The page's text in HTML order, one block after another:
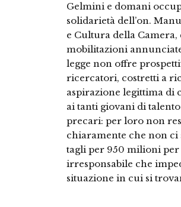
Gelmini e domani
solidarietà dell’on.
e Cultura della
mobilitazioni
legge non offre
ricercatori, costretti a
aspirazione legittima di
ai tanti giovani di
precari: per loro non
chiaramente che non ci
tagli per 950 milioni
irresponsabile che
situazione in cui si